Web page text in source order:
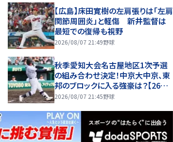
【広島】床田寛樹の左肩張りは「左肩
関節周囲炎」と軽傷 新井監督は
最短での復帰も視野
2026/08/07 21:49野球
秋季愛知大会名古屋地区1次予選
の組み合わせ決定！中京大中京、東
邦のブロックに入る強豪は？【26年
秋高校野球】
2026/08/07 21:45野球